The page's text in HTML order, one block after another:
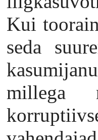
Kui
seda
millega